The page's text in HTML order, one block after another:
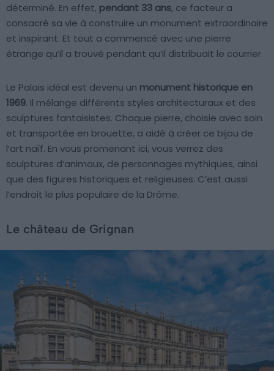
déterminé. En effet, pendant 33 ans, ce facteur a
consacré sa vie à construire un monument extraordinaire
et inspirant. Et tout a commencé avec une pierre
étrange qu’il a trouvé pendant qu’il distribuait le courrier.
Le Palais idéal est devenu un monument historique en
1969. Il mélange différents styles architecturaux et des
sculptures fantaisistes. Chaque pierre, choisie avec soin
et transportée en brouette, a aidé à créer ce bijou de
l’art naïf. En vous promenant ici, vous verrez des
sculptures d’animaux, de personnages mythiques, ainsi
que des figures historiques et religieuses. C’est aussi
l’endroit le plus populaire de la Drôme.
Le château de Grignan